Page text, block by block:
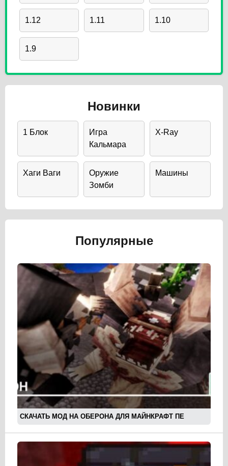
1.12 1.11 1.10
1.9
Новинки
1 Блок
Игра
Кальмара
X-Ray
Хаги Ваги
Оружие
Зомби
Машины
Популярные
СКАЧАТЬ МОД НА ОБЕРОНА ДЛЯ МАЙНКРАФТ ПЕ